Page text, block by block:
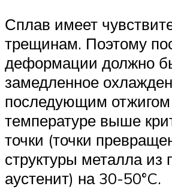
Сплав имеет
трещинам. Поэтому
деформации должно
замедленное
последующим
температуре выше
точки (точки
структуры металла из
аустенит) на 30-50°C.